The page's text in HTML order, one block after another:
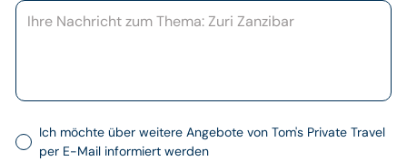
Ich möchte über weitere Angebote von Tom's Private Travel
per E-Mail informiert werden